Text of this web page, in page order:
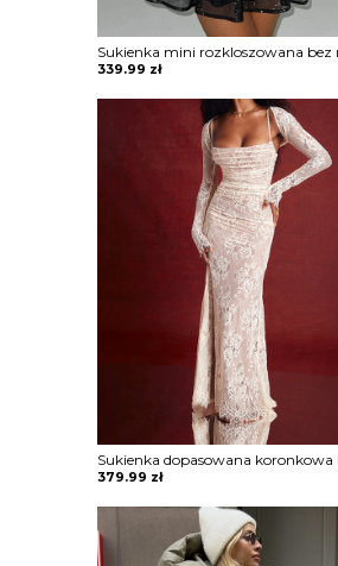
339.99 zł
379.99 zł